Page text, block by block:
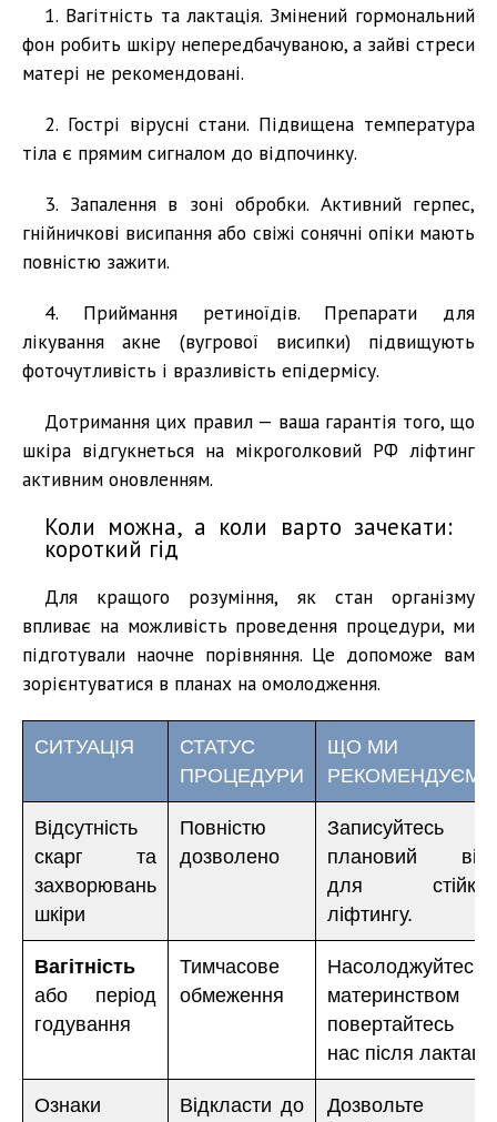
1. Вагітність та лактація. Змінений гормональний
фон робить шкіру непередбачуваною, а зайві стреси
матері не рекомендовані.
2. Гострі вірусні стани. Підвищена температура
тіла є прямим сигналом до відпочинку.
3. Запалення в зоні обробки. Активний герпес,
гнійничкові висипання або свіжі сонячні опіки мають
повністю зажити.
4. Приймання ретиноїдів. Препарати для
лікування акне (вугрової висипки) підвищують
фоточутливість і вразливість епідермісу.
Дотримання цих правил — ваша гарантія того, що
шкіра відгукнеться на мікроголковий РФ ліфтинг
активним оновленням.
Коли можна, а коли варто зачекати:
короткий гід
Для кращого розуміння, як стан організму
впливає на можливість проведення процедури, ми
підготували наочне порівняння. Це допоможе вам
зорієнтуватися в планах на омолодження.
СИТУАЦІЯ
СТАТУС
ПРОЦЕДУРИ
ЩО МИ
РЕКОМЕНДУЄМО
Відсутність
скарг та
захворювань
шкіри
Повністю
дозволено
Записуйтесь
плановий
для
ліфтингу.
Вагітність
або період
годування
Тимчасове
обмеження
Насолоджуйтесь
материнством
повертайтесь
нас після лактації.
Ознаки
Відкласти до
Дозвольте